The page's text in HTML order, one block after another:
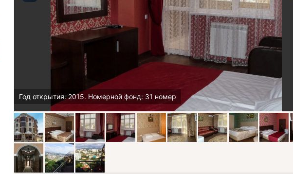
Год открытия: 2015. Номерной фонд: 31 номер